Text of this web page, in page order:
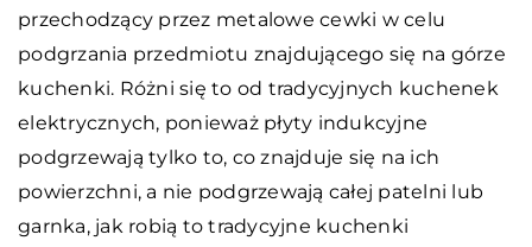
przechodzący przez metalowe cewki w celu
podgrzania przedmiotu znajdującego się na górze
kuchenki. Różni się to od tradycyjnych kuchenek
elektrycznych, ponieważ płyty indukcyjne
podgrzewają tylko to, co znajduje się na ich
powierzchni, a nie podgrzewają całej patelni lub
garnka, jak robią to tradycyjne kuchenki